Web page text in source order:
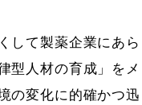
して製薬企業にあら
型人材の育成」をメ
の変化に的確かつ迅